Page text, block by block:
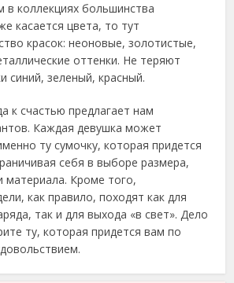
в коллекциях большинства
касается цвета, то тут
красок: неоновые, золотистые,
оттенки. Не теряют
синий, зеленый, красный.
к счастью предлагает нам
Каждая девушка может
ту сумочку, которая придется
себя в выборе размера,
материала. Кроме того,
как правило, походят как для
так и для выхода «в свет». Дело
ту, которая придется вам по